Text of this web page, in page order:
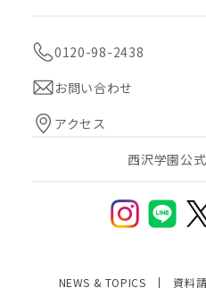
0120-98-2438
お問い合わせ
アクセス
西沢学園公
NEWS & TOPICS 資料